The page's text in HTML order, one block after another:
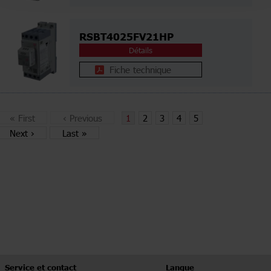
RSBT4025FV21HP
Détails
Fiche technique
« First ‹ Previous 1 2 3 4
5
Next › Last »
Service et contact Langue